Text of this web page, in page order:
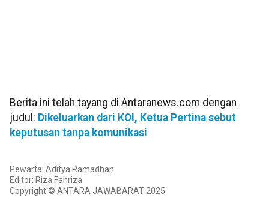
Berita ini telah tayang di Antaranews.com dengan
judul: Dikeluarkan dari KOI, Ketua Pertina sebut
keputusan tanpa komunikasi
Pewarta: Aditya Ramadhan
Editor: Riza Fahriza
Copyright © ANTARA JAWABARAT 2025